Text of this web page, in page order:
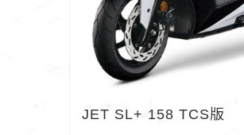
JET SL+ 158 TCS版